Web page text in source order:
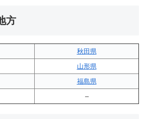
方
秋田県
山形県
福島県
–